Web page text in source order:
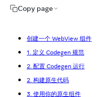
Copy page
创建一个 WebView 组件
1. 定义 Codegen 规范
2. 配置 Codegen 运行
2. 构建原生代码
3. 使用你的原生组件